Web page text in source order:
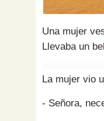
Una mujer
Llevaba un
La mujer vio
- Señora,